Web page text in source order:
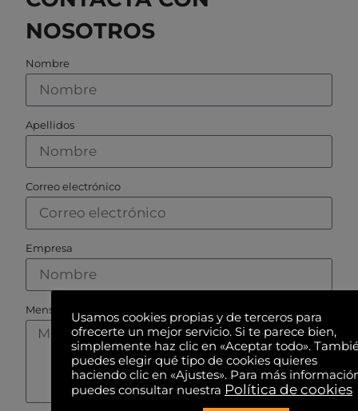
NOSOTROS
Nombre
Apellidos
Correo electrónico
Empresa
Mensaje
Usamos cookies propias y de terceros para
ofrecerte un mejor servicio. Si te parece bien,
simplemente haz clic en «Aceptar todo».
puedes elegir qué tipo de cookies quieres
haciendo clic en «Ajustes». Para más
puedes consultar nuestra Política de cookies